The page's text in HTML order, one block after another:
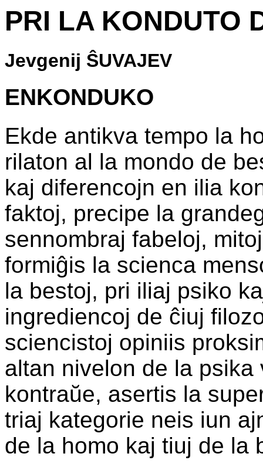
PRI LA KONDUTO
Jevgenij ŜUVAJEV
ENKONDUKO
Ekde antikva tempo la
rilaton al la mondo de
kaj diferencojn en ilia
faktoj, precipe la
sennombraj fabeloj,
formiĝis la scienca
la bestoj, pri iliaj psiko
ingrediencoj de ĉiuj
sciencistoj opiniis
altan nivelon de la
kontraŭe, asertis la
triaj kategorie neis iun
de la homo kaj tiuj de la